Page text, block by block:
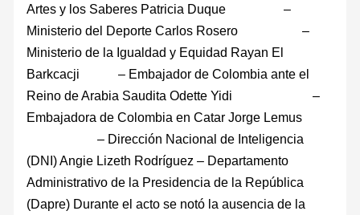
Artes y los Saberes Patricia Duque –
Ministerio del Deporte Carlos Rosero –
Ministerio de la Igualdad y Equidad Rayan El
Barkcacji – Embajador de Colombia ante el
Reino de Arabia Saudita Odette Yidi –
Embajadora de Colombia en Catar Jorge Lemus
– Dirección Nacional de Inteligencia
(DNI) Angie Lizeth Rodríguez – Departamento
Administrativo de la Presidencia de la República
(Dapre) Durante el acto se notó la ausencia de la